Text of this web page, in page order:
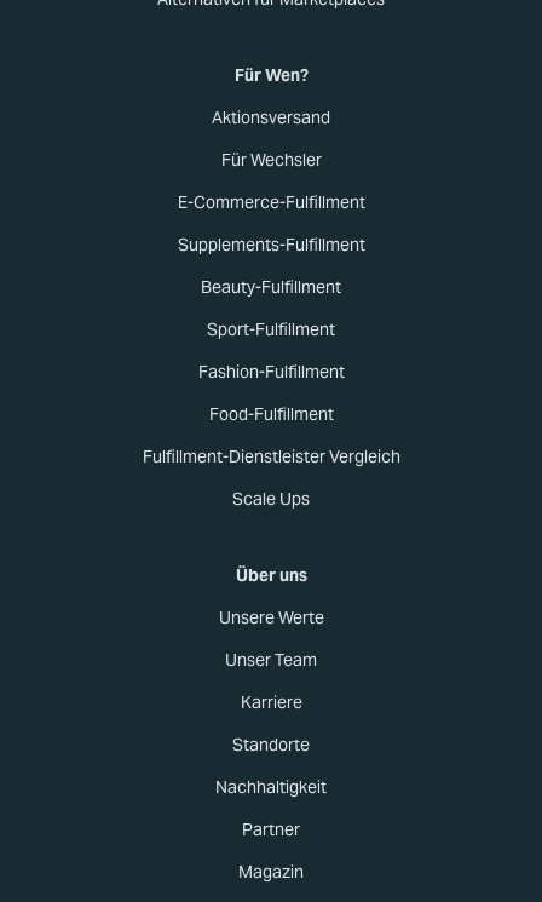
Für Wen?
Aktionsversand
Für Wechsler
E-Commerce-Fulfillment
Supplements-Fulfillment
Beauty-Fulfillment
Sport-Fulfillment
Fashion-Fulfillment
Food-Fulfillment
Fulfillment-Dienstleister Vergleich
Scale Ups
Über uns
Unsere Werte
Unser Team
Karriere
Standorte
Nachhaltigkeit
Partner
Magazin